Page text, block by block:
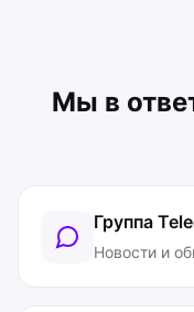
Мы в
Группа
Новости и